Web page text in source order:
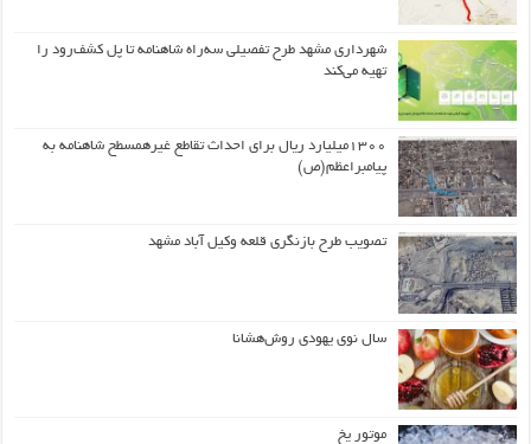
شهرداری مشهد طرح تفصیلی سه‌راه شاهنامه تا پل کشف‌رود را
تهیه می‌کند
۱۳۰۰میلیارد ریال برای احداث تقاطع غیرهمسطح شاهنامه به
پیامبراعظم(ص)
تصویب طرح بازنگری قلعه وکیل آباد مشهد
سال نوی یهودی روش‌هشانا
موتور یخ